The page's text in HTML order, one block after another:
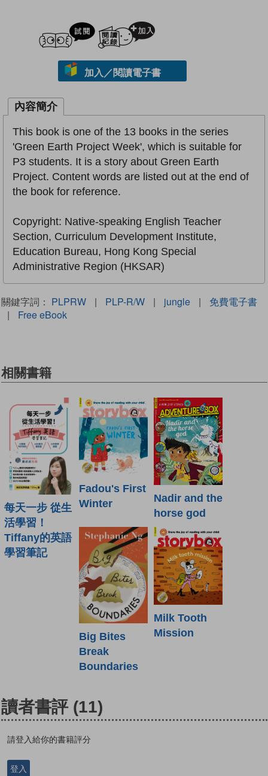
試閲
加入／閱讀電子書
內容簡介
This book is one of the 13 books in the series
'Green Earth Project Week', which is suitable for
P3 students. It is a story about Green Earth
Project. Content words are listed out at the end of
the book for reference.
Copyright: Native-speaking English Teacher
Section, Curriculum Development Institute,
Education Bureau, Hong Kong Special
Administrative Region (HKSAR)
關鍵字詞： PLPRW | PLP-R/W | jungle |
免費電子書
|
Free eBook
相關書籍
每天一步 從生
活學習！
Tiffany的英語
學習筆記
Fadou's First
Winter
Nadir and the
horse god
Big Bites
Break
Boundaries
Milk Tooth
Mission
讀者書評 (11)
請登入給你的書籍評分
登入